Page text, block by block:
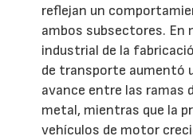
reflejan un
ambos subsectores. En
industrial de la
de transporte aumentó
avance entre las ramas
metal, mientras que la
vehículos de motor